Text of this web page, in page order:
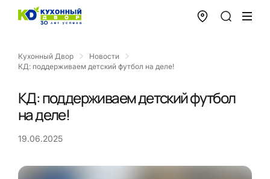
Кухонный Двор
Новости
КД: поддерживаем детский футбол на деле!
КД: поддерживаем детский футбол
на деле!
19.06.2025